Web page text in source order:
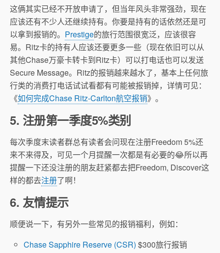
这俩其实已经不开放申请了，但当年风头非常强劲，现在
应该还有不少人还继续持有。你要是持有的话依然还是可
以拿到报销的。 Prestige的旅行范围很宽泛，应该很容
易。Ritz卡的持有人应该还要更多一些（现在依旧可以从
其他Chase万豪卡转卡到Ritz卡）可以打电话也可以发送
Secure Message。Ritz的报销越来越水了，基本上任何旅
行类的消费打电话试试看都有可能被报销掉，详情可见：
《如何完成Chase Ritz-Carlton航空报销》。
5. 注册第一季度5%类别
每次季度末读者群总有读者会问现在注册Freedom 5%还
来不来得及，可见一个月提醒一次都是有必要的😂所以再
提醒一下还没注册的朋友赶紧都去把Freedom, Discover这
样的都去注册了啊！
6. 友情提示
顺便说一下，有另外一些常见的报销福利，例如：
Chase Sapphire Reserve (CSR) $300旅行报销